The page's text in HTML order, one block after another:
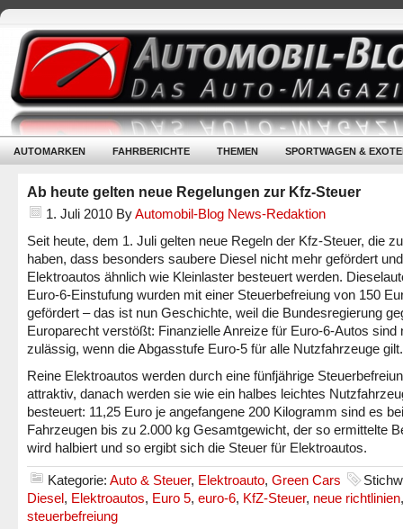
AUTOMARKEN FAHRBERICHTE THEMEN SPORTWAGEN &
Ab heute gelten neue Regelungen zur Kfz-Steuer
1. Juli 2010 ByAutomobil-Blog News-Redaktion
Seit heute, dem 1. Juli gelten neue Regeln der Kfz-Steuer, die
haben, dass besonders saubere Diesel nicht mehr gefördert und
Elektroautos ähnlich wie Kleinlaster besteuert werden.
Euro-6-Einstufung wurden mit einer Steuerbefreiung von 150
gefördert – das ist nun Geschichte, weil die Bundesregierung
Europarecht verstößt: Finanzielle Anreize für Euro-6-Autos sind
zulässig, wenn die Abgasstufe Euro-5 für alle Nutzfahrzeuge gilt.
Reine Elektroautos werden durch eine fünfjährige
attraktiv, danach werden sie wie ein halbes leichtes
besteuert: 11,25 Euro je angefangene 200 Kilogramm sind es bei
Fahrzeugen bis zu 2.000 kg Gesamtgewicht, der so ermittelte
wird halbiert und so ergibt sich die Steuer für Elektroautos.
Kategorie: Auto & Steuer, Elektroauto, Green Cars
Diesel, Elektroautos, Euro 5, euro-6, KfZ-Steuer, neue richtlinien,
steuerbefreiung